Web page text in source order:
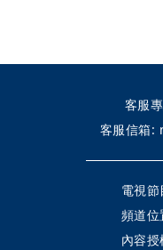
客服
客服信箱:
電視
頻道位
內容授